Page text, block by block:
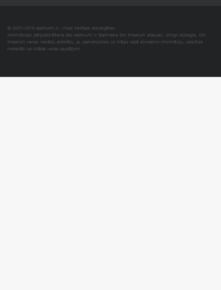
© 2007–2018 Iepirkumi.lv. Visas tiesības aizsargātas.
Informācijas pārpublicēšana bez iepirkumi.lv īpašnieka SIA Imperum atļaujas, stingri aizliegta. SIA
Imperum nenes nekādu atbildību, ja, pamatojoties uz mājas lapā atrodamo informāciju, radušies
materiāli vai citāda veida zaudējumi.